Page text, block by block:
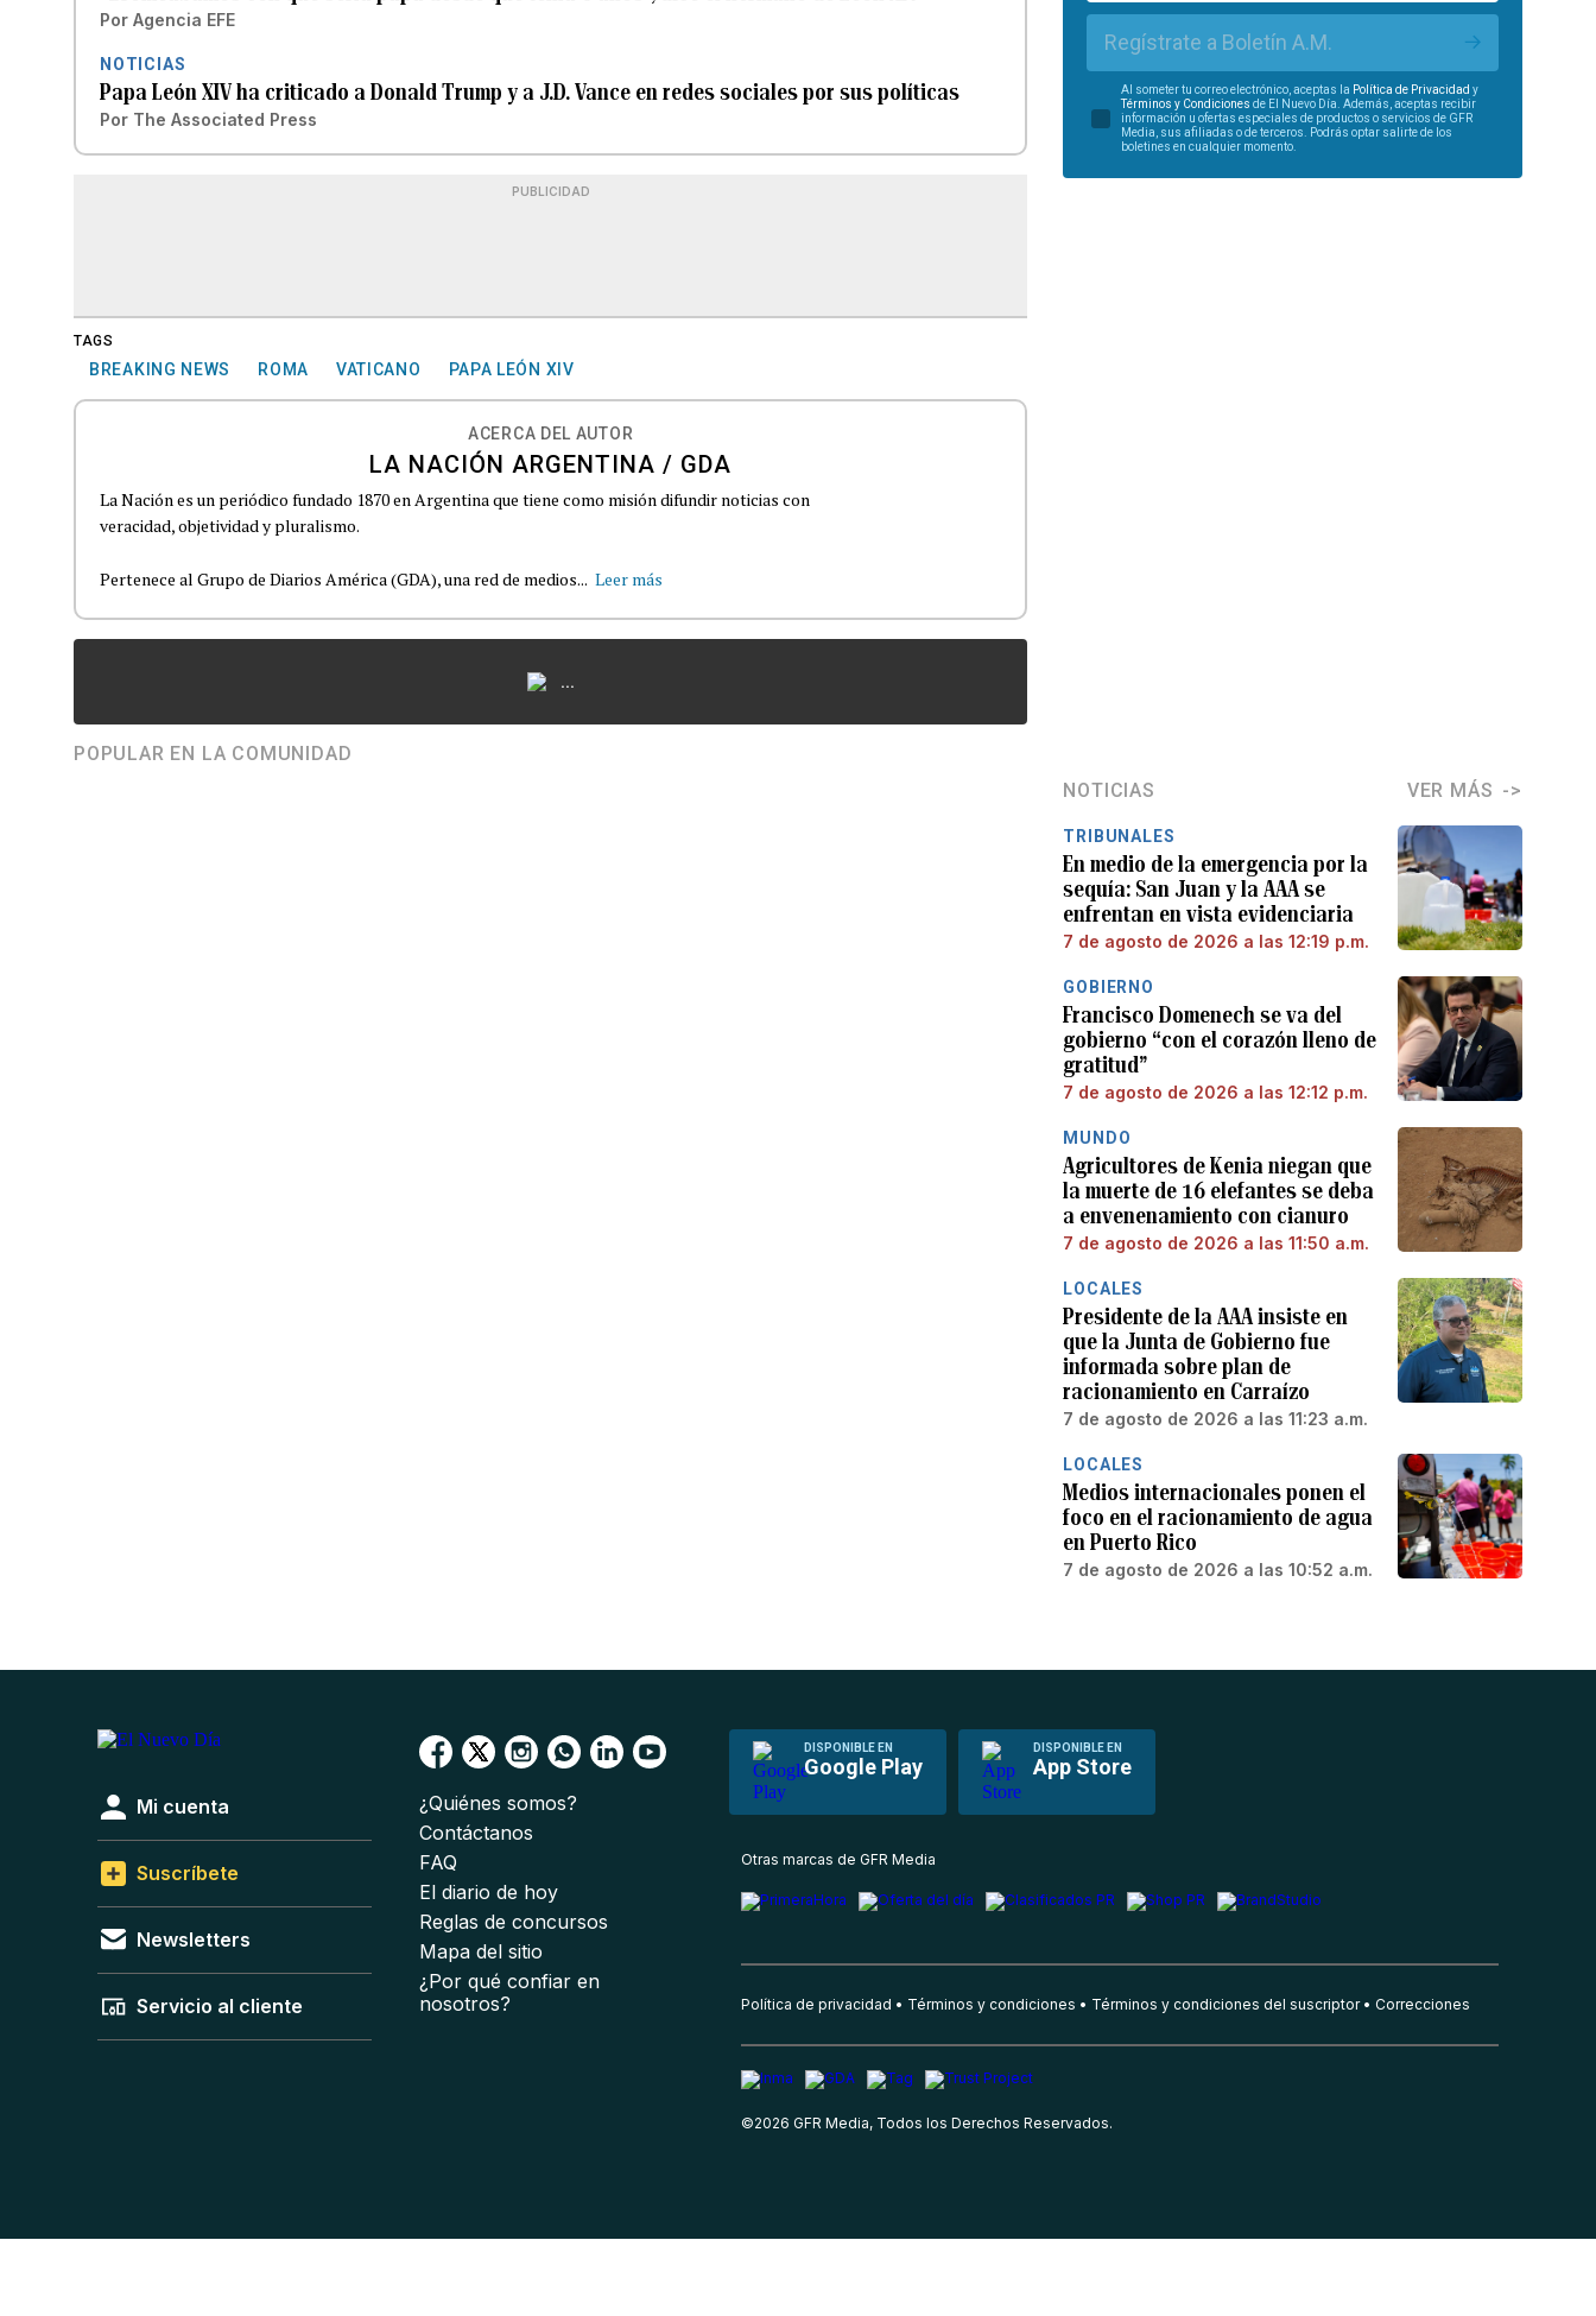
Por Agencia EFE
NOTICIAS
Papa León XIV ha criticado a Donald Trump y a J.D. Vance en redes sociales por sus políticas
Por The Associated Press
PUBLICIDAD
TAGS
BREAKING NEWS ROMA VATICANO PAPA LEÓN XIV
ACERCA DEL AUTOR
LA NACIÓN ARGENTINA / GDA
La Nación es un periódico fundado 1870 en Argentina que tiene como misión difundir noticias con
veracidad, objetividad y pluralismo.
Pertenece al Grupo de Diarios América (GDA), una red de medios... Leer más
...
POPULAR EN LA COMUNIDAD
Regístrate a Boletín A.M.
Al someter tu correo electrónico, aceptas la Política de Privacidad y
Términos y Condiciones de El Nuevo Día. Además, aceptas recibir
información u ofertas especiales de productos o servicios de GFR
Media, sus afiliadas o de terceros. Podrás optar salirte de los
boletines en cualquier momento.
NOTICIAS VER MÁS
TRIBUNALES
En medio de la emergencia por la
sequía: San Juan y la AAA se
enfrentan en vista evidenciaria
7 de agosto de 2026 a las 12:19 p.m.
GOBIERNO
Francisco Domenech se va del
gobierno “con el corazón lleno de
gratitud”
7 de agosto de 2026 a las 12:12 p.m.
MUNDO
Agricultores de Kenia niegan que
la muerte de 16 elefantes se deba
a envenenamiento con cianuro
7 de agosto de 2026 a las 11:50 a.m.
LOCALES
Presidente de la AAA insiste en
que la Junta de Gobierno fue
informada sobre plan de
racionamiento en Carraízo
7 de agosto de 2026 a las 11:23 a.m.
LOCALES
Medios internacionales ponen el
foco en el racionamiento de agua
en Puerto Rico
7 de agosto de 2026 a las 10:52 a.m.
DISPONIBLE EN
Google Play
DISPONIBLE EN
App Store
Mi cuenta
Suscríbete
Newsletters
Servicio al cliente
¿Quiénes somos?
Contáctanos
FAQ
El diario de hoy
Reglas de concursos
Mapa del sitio
¿Por qué confiar en
nosotros?
Otras marcas de GFR Media
Política de privacidad Términos y condiciones Términos y condiciones del suscriptor Correcciones
©2026 GFR Media, Todos los Derechos Reservados.